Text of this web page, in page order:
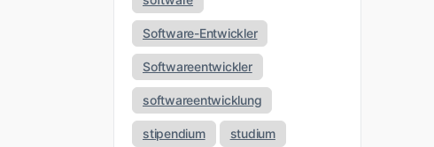
Software-Entwickler
Softwareentwickler
softwareentwicklung
stipendium studium